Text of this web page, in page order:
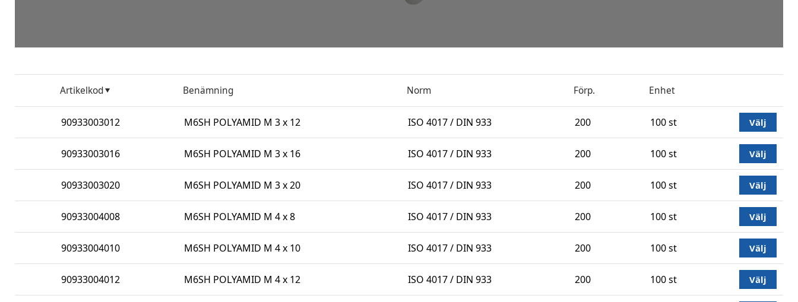
Artikelkod Benämning Norm Förp. Enhet
90933003012 M6SH POLYAMID M 3 x 12 ISO 4017 / DIN 933 200 100 st Välj
90933003016 M6SH POLYAMID M 3 x 16 ISO 4017 / DIN 933 200 100 st Välj
90933003020 M6SH POLYAMID M 3 x 20 ISO 4017 / DIN 933 200 100 st Välj
90933004008 M6SH POLYAMID M 4 x 8 ISO 4017 / DIN 933 200 100 st Välj
90933004010 M6SH POLYAMID M 4 x 10 ISO 4017 / DIN 933 200 100 st Välj
90933004012 M6SH POLYAMID M 4 x 12 ISO 4017 / DIN 933 200 100 st Välj